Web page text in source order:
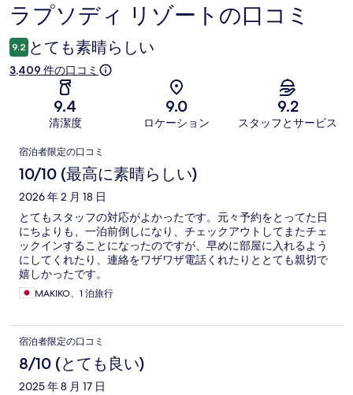
口
コ
ミ
ラプソディ リゾートの口コミ
9.2 とても素晴らしい
3,409 件の口コミ
9.4
清潔度
9.0
ロケーション
9.2
スタッフとサービス
口
コ
ミ
宿泊者限定の口コミ
10/10 (最高に素晴らしい)
2026 年 2 月 18 日
とてもスタッフの対応がよかったです。元々予約をとってた日
にちよりも、一泊前倒しになり、チェックアウトしてまたチェ
ックインすることになったのですが、早めに部屋に入れるよう
にしてくれたり、連絡をワザワザ電話くれたりととても親切で
嬉しかったです。
MAKIKO、1 泊旅行
宿泊者限定の口コミ
8/10 (とても良い)
2025 年 8 月 17 日